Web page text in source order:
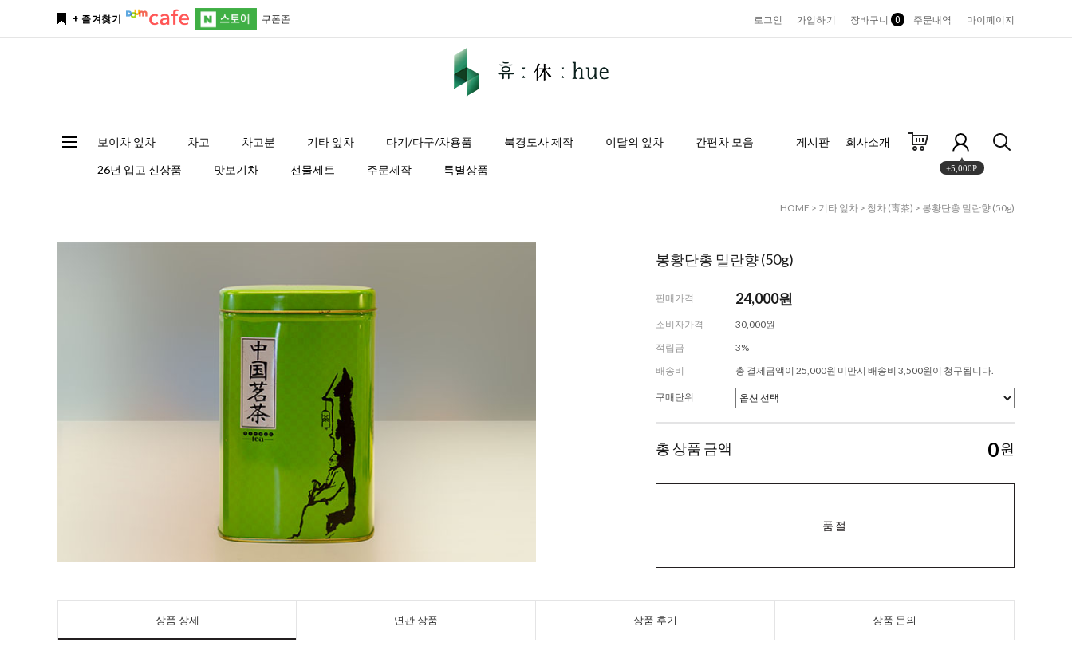
+ 즐겨찾기 쿠폰존 로그인 가입하기 장바구니 0 주문내역 마이페이지
보이차 잎차 차고 차고분 기타 잎차 다기/다구/차용품 북경도사 제작 이달의 잎차 간편차 모음
26년 입고 신상품 맛보기차 선물세트 주문제작 특별상품
게시판 회사소개
+5,000P
HOME > 기타 잎차 > 청차 (靑茶) > 봉황단총 밀란향 (50g)
봉황단총 밀란향 (50g)
판매가격 24,000원
소비자가격
30,000원
적립금
3%
배송비
총 결제금액이 25,000원 미만시 배송비 3,500원이 청구됩니다.
구매단위
총 상품 금액 0원
품절
상품 상세 연관 상품 상품 후기 상품 문의